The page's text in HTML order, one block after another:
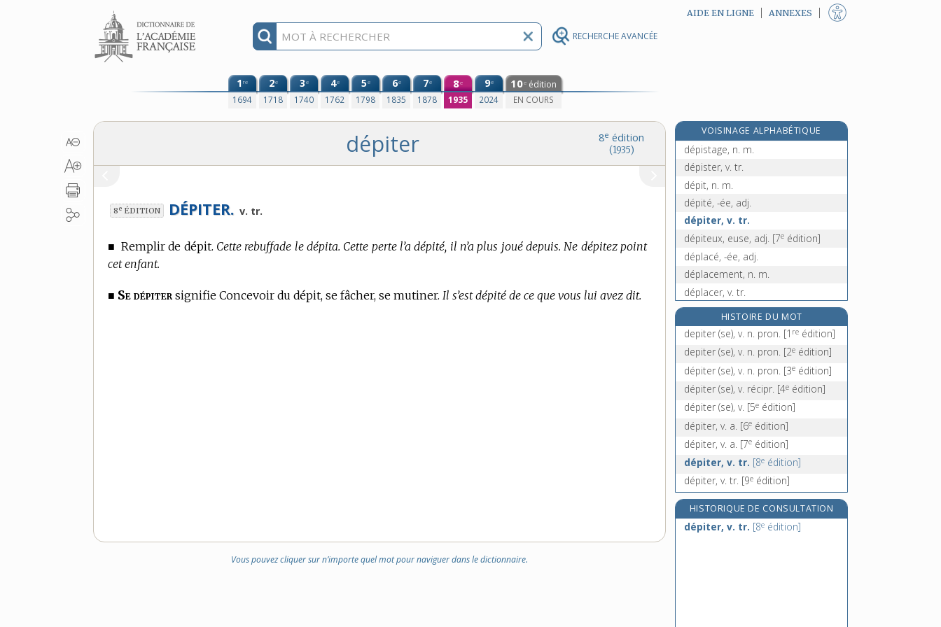
RECHERCHE AVANCÉE
Aller au contenu AIDE EN LIGNE ANNEXES
1re
1694
2e
1718
3e
1740
4e
1762
5e
1798
6e
1835
7e
1878
8e
1935
9e
2024
10e édition
EN COURS
8e édition
(1935)
dépiter
8e ÉDITION DÉPITER. v. tr.
■Remplir de dépit. Cette rebuffade le dépita. Cette perte l’a dépité, il n’a plus joué depuis. Ne dépitez point
cet enfant.
■ Se dépiter signifie Concevoir du dépit, se fâcher, se mutiner. Il s’est dépité de ce que vous lui avez dit.
Vous pouvez cliquer sur n’importe quel mot pour naviguer dans le dictionnaire.
VOISINAGE ALPHABÉTIQUE
dépiquer [II], v. tr.
dépistage, n. m.
dépister, v. tr.
dépit, n. m.
dépité, -ée, adj.
dépiter, v. tr.
dépiteux, euse, adj. [7e édition]
déplacé, -ée, adj.
déplacement, n. m.
déplacer, v. tr.
déplafonnement, n. m.
déplafonner, v. tr.
déplaire, v. intr.
déplaisant, -ante, adj.
HISTOIRE DU MOT
depiter (se), v. n. pron. [1 re édition]
depiter (se), v. n. pron. [2e édition]
dépiter (se), v. n. pron. [3e édition]
dépiter (se), v. récipr. [4e édition]
dépiter (se), v. [5e édition]
dépiter, v. a. [6e édition]
dépiter, v. a. [7e édition]
dépiter, v. tr. [8e édition]
dépiter, v. tr. [9e édition]
HISTORIQUE DE CONSULTATION
dépiter, v. tr. [8e édition]